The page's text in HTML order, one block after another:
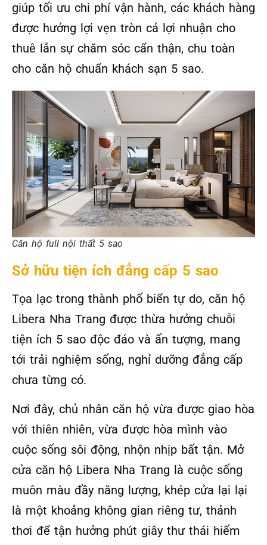
giúp tối ưu chi phí vận hành, các khách hàng
được hưởng lợi vẹn tròn cả lợi nhuận cho
thuê lẫn sự chăm sóc cẩn thận, chu toàn
cho căn hộ chuẩn khách sạn 5 sao.
Căn hộ full nội thất 5 sao
Sở hữu tiện ích đẳng cấp 5 sao
Tọa lạc trong thành phố biển tự do, căn hộ
Libera Nha Trang được thừa hưởng chuỗi
tiện ích 5 sao độc đáo và ấn tượng, mang
tới trải nghiệm sống, nghỉ dưỡng đẳng cấp
chưa từng có.
Nơi đây, chủ nhân căn hộ vừa được giao hòa
với thiên nhiên, vừa được hòa mình vào
cuộc sống sôi động, nhộn nhịp bất tận. Mở
cửa căn hộ Libera Nha Trang là cuộc sống
muôn màu đầy năng lượng, khép cửa lại lại
là một khoảng không gian riêng tư, thảnh
thơi để tận hưởng phút giây thư thái hiếm